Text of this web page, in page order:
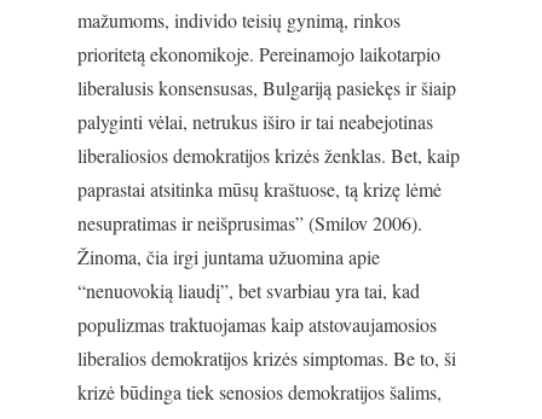
mažumoms, individo teisių gynimą, rinkos
prioritetą ekonomikoje. Pereinamojo laikotarpio
liberalusis konsensusas, Bulgariją pasiekęs ir šiaip
palyginti vėlai, netrukus iširo ir tai neabejotinas
liberaliosios demokratijos krizės ženklas. Bet, kaip
paprastai atsitinka mūsų kraštuose, tą krizę lėmė
nesupratimas ir neišprusimas” (Smilov 2006).
Žinoma, čia irgi juntama užuomina apie
“nenuovokią liaudį”, bet svarbiau yra tai, kad
populizmas traktuojamas kaip atstovaujamosios
liberalios demokratijos krizės simptomas. Be to, ši
krizė būdinga tiek senosios demokratijos šalims,